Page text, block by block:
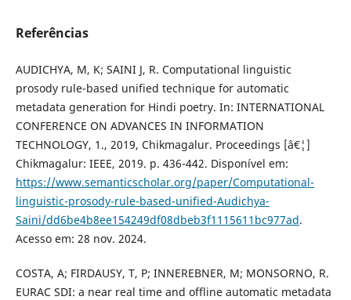
Referências
AUDICHYA, M, K; SAINI J, R. Computational linguistic
prosody rule-based unified technique for automatic
metadata generation for Hindi poetry. In: INTERNATIONAL
CONFERENCE ON ADVANCES IN INFORMATION
TECHNOLOGY, 1., 2019, Chikmagalur. Proceedings [â€¦]
Chikmagalur: IEEE, 2019. p. 436-442. Disponível em:
https://www.semanticscholar.org/paper/Computational-
linguistic-prosody-rule-based-unified-Audichya-
Saini/dd6be4b8ee154249df08dbeb3f1115611bc977ad.
Acesso em: 28 nov. 2024.
COSTA, A; FIRDAUSY, T, P; INNEREBNER, M; MONSORNO, R.
EURAC SDI: a near real time and offline automatic metadata